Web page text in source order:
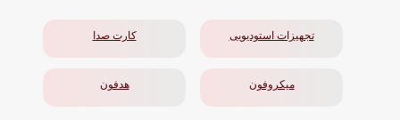
تجهیزات استودیویی کارت صدا
میکروفون هدفون